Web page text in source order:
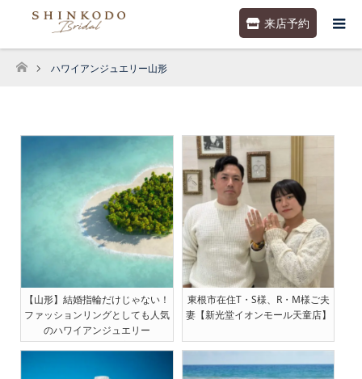
来店予約
ホーム
ハワイアンジュエリー山形
【山形】結婚指輪だけじゃない！
ファッションリングとしても人気
のハワイアンジュエリー
［2025.10.16更新］
東根市在住T・S様、R・M様ご夫
妻【新光堂イオンモール天童店】